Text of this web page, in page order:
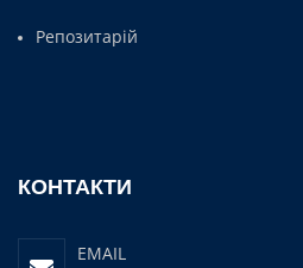
Репозитарій
КОНТАКТИ
EMAIL